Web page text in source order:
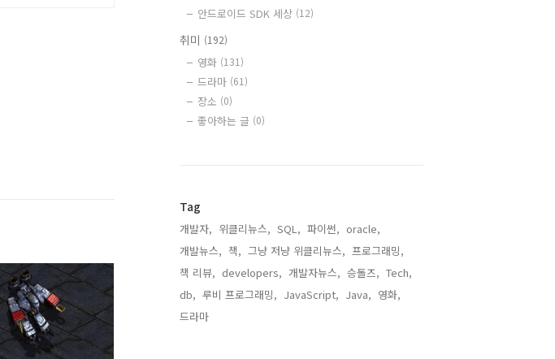
안드로이드 SDK 세상 (12)
취미 (192)
영화 (131)
드라마 (61)
장소 (0)
좋아하는 글 (0)
Tag
개발자, 위클리뉴스, SQL, 파이썬, oracle,
개발뉴스, 책, 그냥 저냥 위클리뉴스, 프로그래밍,
책 리뷰, developers, 개발자뉴스, 승돌즈, Tech,
db, 루비 프로그래밍, JavaScript, Java, 영화,
드라마,